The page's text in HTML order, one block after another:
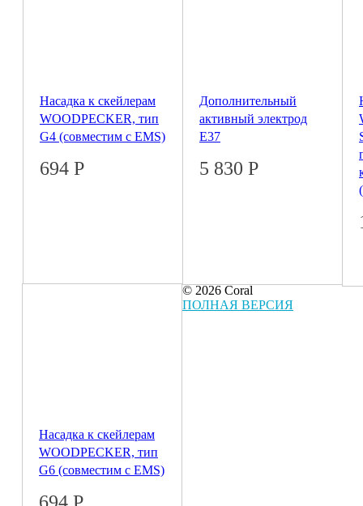
Насадка к скейлерам
WOODPECKER, тип
G4 (совместим с EMS)
694 Р
Дополнительный
активный электрод
Е37
5 830 Р
Насадка к скейлерам
WOODPECKER, тип
G6 (совместим с EMS)
© 2026 Coral
ПОЛНАЯ ВЕРСИЯ